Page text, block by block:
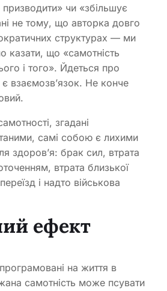
чи «збільшує
не тому, що авторка довго
структурах — ми
казати, що «самотність
і того». Йдеться про
є взаємозв’язок. Не конче
згадані
самі собою є лихими
здоров’я: брак сил, втрата
втрата близької
і надто військова
ефект
на життя в
самотність може псувати